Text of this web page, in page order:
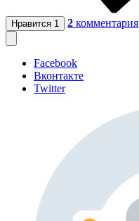
Нравится 1 2 комментария
Facebook
Вконтакте
Twitter